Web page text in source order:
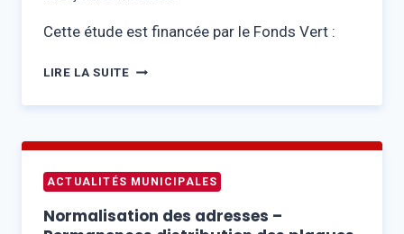
Cette étude est financée par le Fonds Vert :
LIRE LA SUITECARTOGRAHIE
L’ÉVOLUTION
TRAIT
CÔTE
–
RÉUNION
ACTUALITÉS MUNICIPALES
Normalisation des adresses –